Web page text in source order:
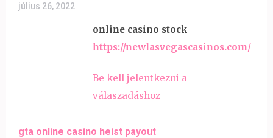
július 26, 2022
online casino stock
https://newlasvegascasinos.com/
Be kell jelentkezni a
válaszadáshoz
gta online casino heist payout